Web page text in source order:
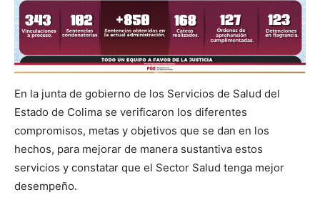
En la junta de gobierno de los Servicios de Salud del
Estado de Colima se verificaron los diferentes
compromisos, metas y objetivos que se dan en los
hechos, para mejorar de manera sustantiva estos
servicios y constatar que el Sector Salud tenga mejor
desempeño.